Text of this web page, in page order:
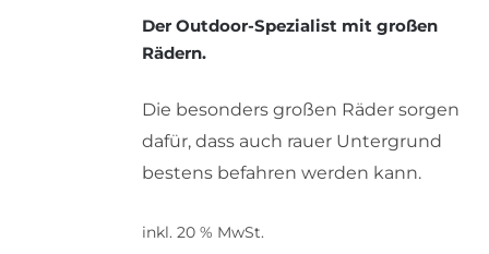
Der Outdoor-Spezialist mit großen
Rädern.
Die besonders großen Räder sorgen
dafür, dass auch rauer Untergrund
bestens befahren werden kann.
inkl. 20 % MwSt.